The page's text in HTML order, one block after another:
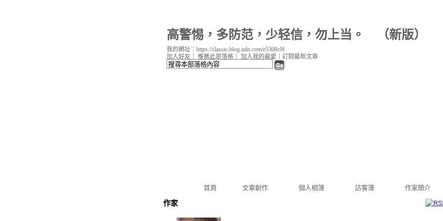
高警惕，多防范，少轻信，勿上当。 （新版）
首頁 文章創作 個人相簿 訪客簿 作家簡介
加入好友 推薦此部落格 加入我的最愛 訂閱最新文章
我的網址：https://classic-blog.udn.com/e5308c9f
作家